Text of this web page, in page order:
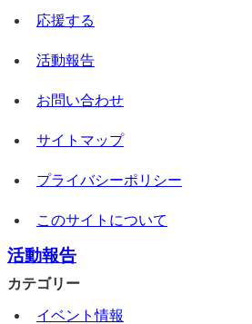
応援する
活動報告
お問い合わせ
サイトマップ
プライバシーポリシー
このサイトについて
活動報告
カテゴリー
イベント情報